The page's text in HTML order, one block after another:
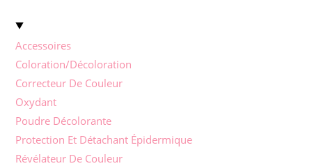
Accessoires
Coloration/Décoloration
Correcteur De Couleur
Oxydant
Poudre Décolorante
Protection Et Détachant Épidermique
Révélateur De Couleur